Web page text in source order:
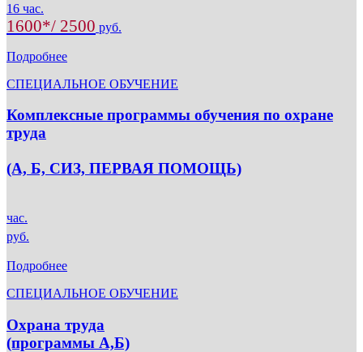
16 час.
1600*/ 2500 руб.
Подробнее
СПЕЦИАЛЬНОЕ ОБУЧЕНИЕ
Комплексные программы обучения по охране
труда
(А, Б, СИЗ, ПЕРВАЯ ПОМОЩЬ)
час.
руб.
Подробнее
СПЕЦИАЛЬНОЕ ОБУЧЕНИЕ
Охрана труда
(программы А,Б)